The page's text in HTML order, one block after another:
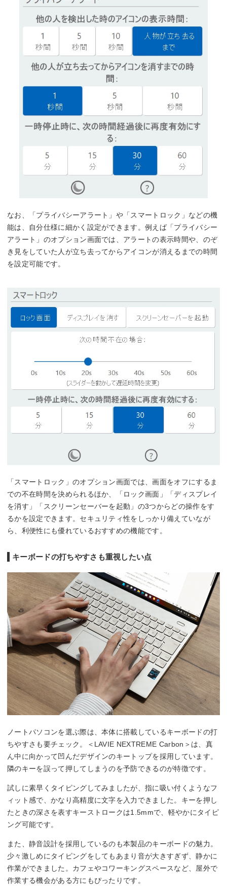
なお、「プライバシーアラート」や「スマートロック」などの機
能は、自分仕様に細かく設定ができます。例えば「プライバシー
アラート」のオプション画面では、アラートの表示時間や、のぞ
き見をしていた人が立ち去ってからアイコンが消えるまでの時間
を設定可能です。
「スマートロック」のオプション画面では、画面をオフにするま
での不在時間を決められるほか、「ロック画面」「ディスプレイ
を消す」「スクリーンセーバーを起動」の3つからどの操作をす
るかを設定できます。セキュリティ性をしっかり備えていなが
ら、利便性にも優れているおすすめの機能です。
キーボードの打ちやすさも重視したい点
ノートパソコンを選ぶ際は、本体に搭載しているキーボードの打
ちやすさも要チェック。＜LAVIE NEXTREME Carbon＞は、真
ん中に向かって凹んだデザインのキートップを採用しています。
隣のキーを誤って押してしまうのを予防できるのが特徴です。
試しに素早くタイピングしてみましたが、指に吸い付くようなフ
ィット感で、かなり高精度に文字を入力できました。キーを押し
たときの深さを表すキーストロークは1.5mmで、軽やかにタイピ
ング可能です。
また、静音設計を採用しているのも本製品のキーボードの魅力。
少々激しめにタイピングをしてもあまり音が大きすぎず、静かに
作業ができました。カフェやコワーキングスペースなど、屋外で
作業する機会がある方にもぴったりです。